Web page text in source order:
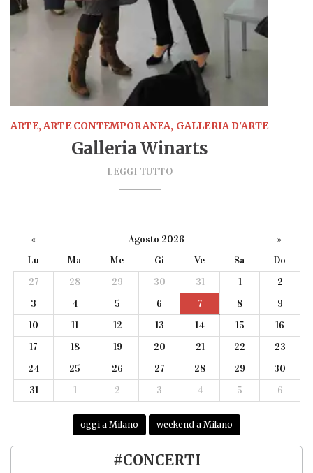
ARTE, ARTE CONTEMPORANEA, GALLERIA D'ARTE
Galleria Winarts
LEGGI TUTTO
« Agosto 2026
»
Lu
Ma Me Gi Ve Sa
Do
27
28 29 30 31 1
2
3
4 5 6 7 8
9
10
11 12 13 14 15
16
17
18 19 20 21 22
23
24
25 26 27 28 29
30
31
1 2 3 4 5 6
oggi a Milano weekend a Milano
#CONCERTI